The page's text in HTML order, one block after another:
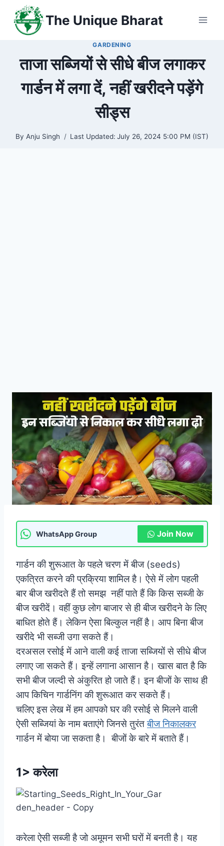
content
The Unique Bharat
GARDENING
ताजा सब्जियों से सीधे बीज लगाकर
गार्डन में लगा दें, नहीं खरीदने पड़ेंगे
सीड्स
By Anju Singh Last Updated: July 26, 2024 5:00 PM (IST)
WhatsApp Group Join Now
गार्डन की शुरूआत के पहले चरण में बीज (seeds)
एकत्रित करने की प्रक्रिया शामिल है। ऐसे में लोग पहली
बार बीज खरीदते हैं तो समझ नहीं पाते हैं कि किस सब्जी के
बीज खरीदें। वहीं कुछ लोग बाजार से ही बीज खरीदने के लिए
बाधित होते हैं। लेकिन ऐसा बिल्कुल नहीं है। आप बिना बीज
खरीदे भी सब्जी उगा सकते हैं।
दरअसल रसोई में आने वाली कई ताजा सब्जियों से सीधे बीज
लगाए जा सकते हैं। इन्हें लगाना आसान है। खास बात है कि
सभी बीज जल्दी से अंकुरित हो जाते हैं। इन बीजों के साथ ही
आप किचिन गार्डनिंग की शुरूआत कर सकते हैं।
चलिए इस लेख में हम आपको घर की रसोई से मिलने वाली
ऐसी सब्जियां के नाम बताएंगे जिनसे तुरंतबीज निकालकर
गार्डन में बोया जा सकता है। बीजों के बारे में बताते हैं।
1> करेला
करेला ऐसी सब्जी है जो अमूमन सभी घरों में बनती है। यह